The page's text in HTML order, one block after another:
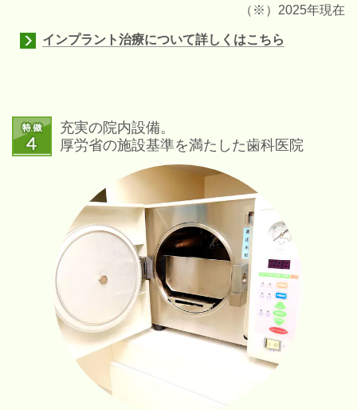
（※）2025年現在
インプラント治療について詳しくはこちら
充実の院内設備。
厚労省の施設基準を満たした歯科医院